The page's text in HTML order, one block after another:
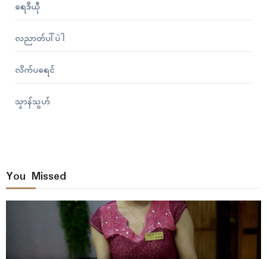
ရေဒဳယဵု
လညာတ်ပါ်ပဲါ
လိက်ပရေၚ်
သၟာန်သွဟ်
You Missed